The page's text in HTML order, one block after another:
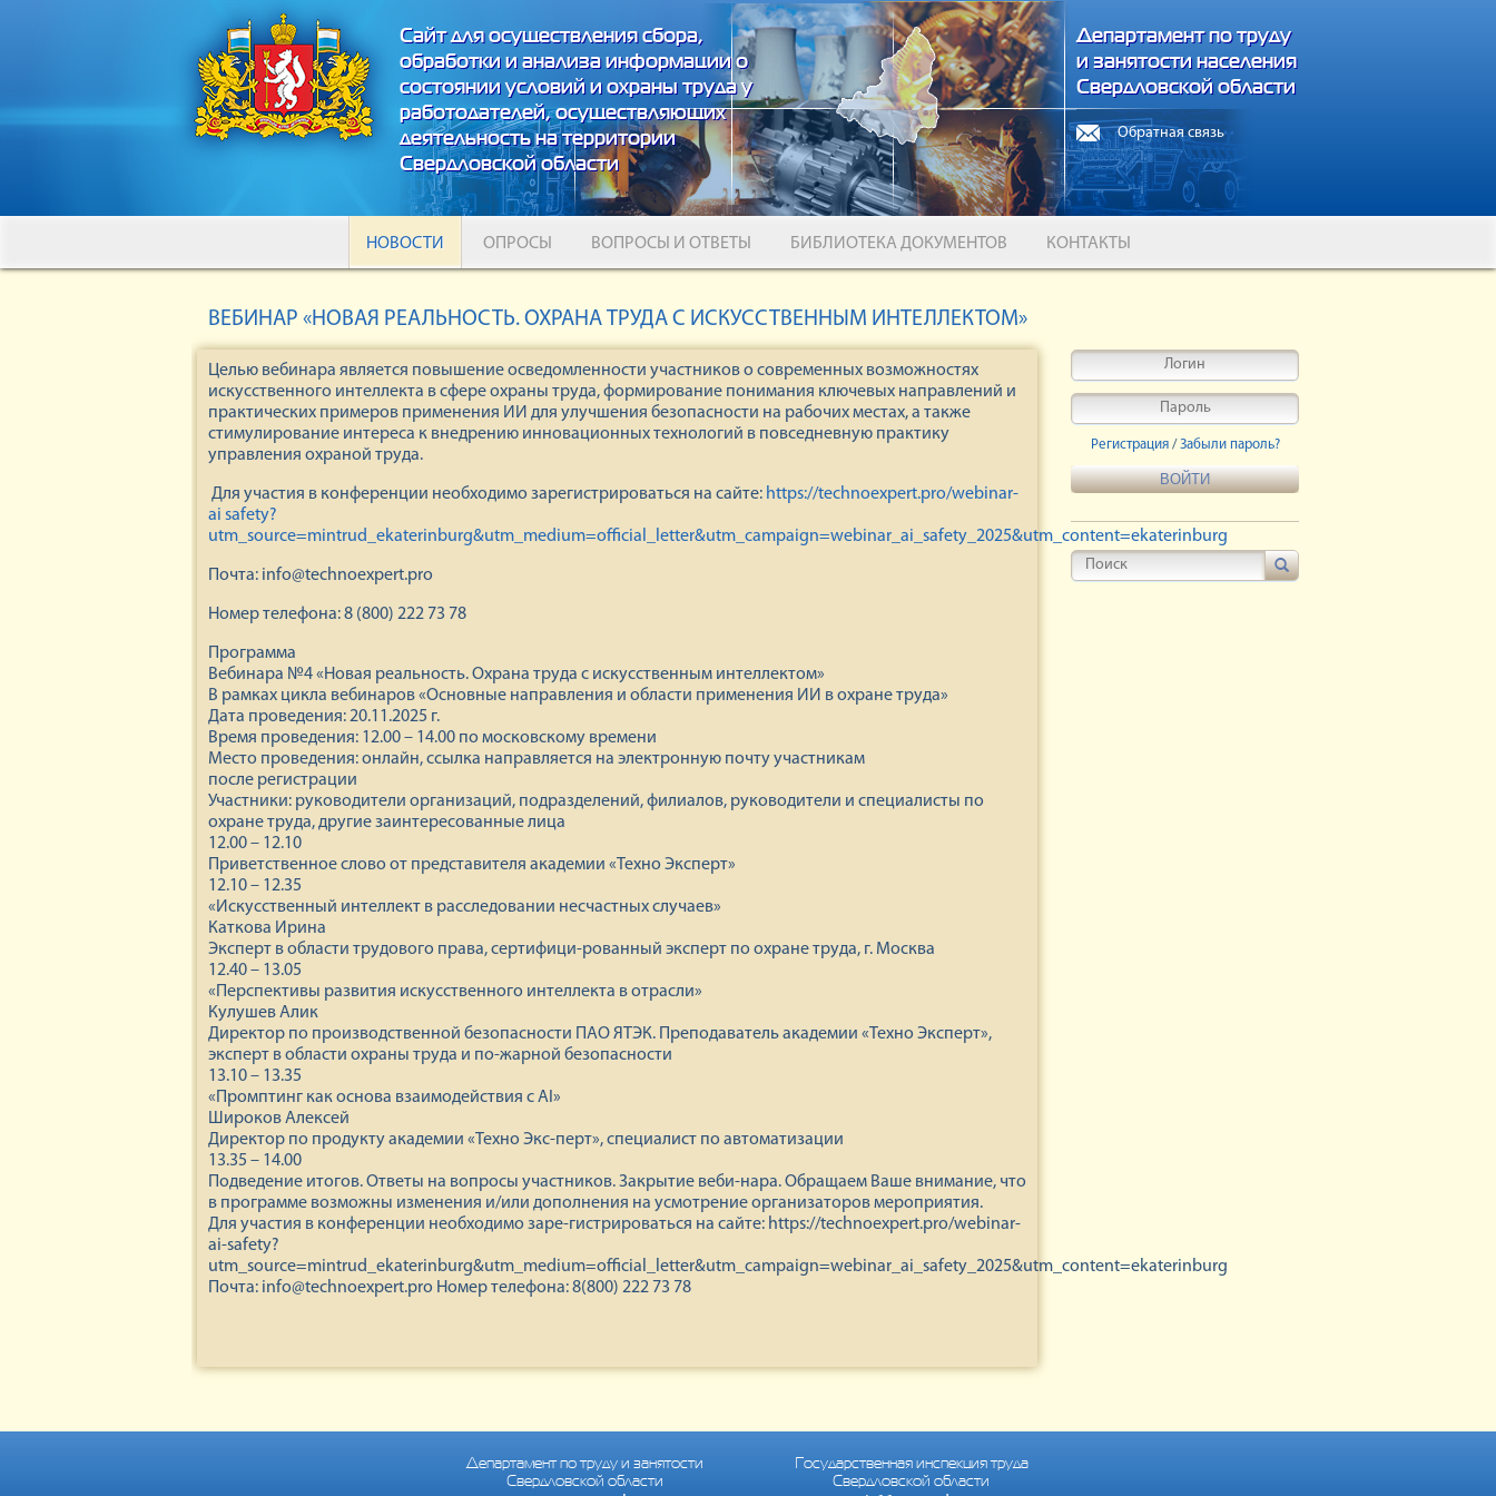
Сайт для осуществления сбора,
обработки и анализа информации о
состоянии условий и охраны труда у
работодателей, осуществляющих
деятельность на территории
Свердловской области
Департамент по труду
и занятости населения
Свердловской области
Обратная связь
НОВОСТИ ОПРОСЫ ВОПРОСЫ И ОТВЕТЫ БИБЛИОТЕКА ДОКУМЕНТОВ КОНТАКТЫ
ВЕБИНАР «НОВАЯ РЕАЛЬНОСТЬ. ОХРАНА ТРУДА С ИСКУССТВЕННЫМ ИНТЕЛЛЕКТОМ»
Целью вебинара является повышение осведомленности участников о современных возможностях
искусственного интеллекта в сфере охраны труда, формирование понимания ключевых направлений и
практических примеров применения ИИ для улучшения безопасности на рабочих местах, а также
стимулирование интереса к внедрению инновационных технологий в повседневную практику
управления охраной труда.
Для участия в конференции необходимо зарегистрироваться на сайте: https://technoexpert.pro/webinar-
ai safety?
utm_source=mintrud_ekaterinburg&utm_medium=official_letter&utm_campaign=webinar_ai_safety_2025&utm_content=ekaterinburg
Почта: info@technoexpert.pro
Номер телефона: 8 (800) 222 73 78
Программа
Вебинара №4 «Новая реальность. Охрана труда с искусственным интеллектом»
В рамках цикла вебинаров «Основные направления и области применения ИИ в охране труда»
Дата проведения: 20.11.2025 г.
Время проведения: 12.00 – 14.00 по московскому времени
Место проведения: онлайн, ссылка направляется на электронную почту участникам
после регистрации
Участники: руководители организаций, подразделений, филиалов, руководители и специалисты по
охране труда, другие заинтересованные лица
12.00 – 12.10
Приветственное слово от представителя академии «Техно Эксперт»
12.10 – 12.35
«Искусственный интеллект в расследовании несчастных случаев»
Каткова Ирина
Эксперт в области трудового права, сертифици-рованный эксперт по охране труда, г. Москва
12.40 – 13.05
«Перспективы развития искусственного интеллекта в отрасли»
Кулушев Алик
Директор по производственной безопасности ПАО ЯТЭК. Преподаватель академии «Техно Эксперт»,
эксперт в области охраны труда и по-жарной безопасности
13.10 – 13.35
«Промптинг как основа взаимодействия с AI»
Широков Алексей
Директор по продукту академии «Техно Экс-перт», специалист по автоматизации
13.35 – 14.00
Подведение итогов. Ответы на вопросы участников. Закрытие веби-нара. Обращаем Ваше внимание, что
в программе возможны изменения и/или дополнения на усмотрение организаторов мероприятия.
Для участия в конференции необходимо заре-гистрироваться на сайте: https://technoexpert.pro/webinar-
ai-safety?
utm_source=mintrud_ekaterinburg&utm_medium=official_letter&utm_campaign=webinar_ai_safety_2025&utm_content=ekaterinburg
Почта: info@technoexpert.pro Номер телефона: 8(800) 222 73 78
Регистрация/Забыли пароль?
Департамент по труду и занятости
Свердловской области
Государственная инспекция труда
Свердловской области